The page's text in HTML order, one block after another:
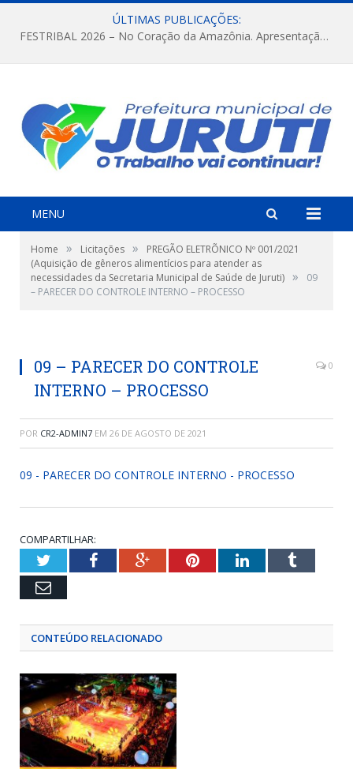
ÚLTIMAS PUBLICAÇÕES:
FESTRIBAL 2026 – No Coração da Amazônia. Apresentação da Munduruku.
MENU
Home » Licitações »
PREGÃO ELETRÕNICO Nº 001/2021
(Aquisição de gêneros alimentícios para atender as
necessidades da Secretaria Municipal de Saúde de Juruti) »
09
– PARECER DO CONTROLE INTERNO – PROCESSO
09 – PARECER DO CONTROLE
INTERNO – PROCESSO
0
POR CR2-ADMIN7 EM 26 DE AGOSTO DE 2021
09 - PARECER DO CONTROLE INTERNO - PROCESSO
COMPARTILHAR:
TwitterFacebookGoogle+PinterestLinkedInTumblr
Email
CONTEÚDO RELACIONADO